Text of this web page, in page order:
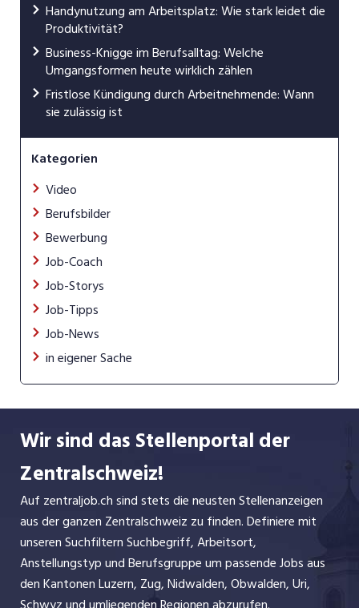
Handynutzung am Arbeitsplatz: Wie stark leidet die
Produktivität?
Business-Knigge im Berufsalltag: Welche
Umgangsformen heute wirklich zählen
Fristlose Kündigung durch Arbeitnehmende: Wann
sie zulässig ist
Kategorien
Video
Berufsbilder
Bewerbung
Job-Coach
Job-Storys
Job-Tipps
Job-News
in eigener Sache
Wir sind das Stellenportal der
Zentralschweiz!
Auf zentraljob.ch sind stets die neusten Stellenanzeigen
aus der ganzen Zentralschweiz zu finden. Definiere mit
unseren Suchfiltern Suchbegriff, Arbeitsort,
Anstellungstyp und Berufsgruppe um passende Jobs aus
den Kantonen Luzern, Zug, Nidwalden, Obwalden, Uri,